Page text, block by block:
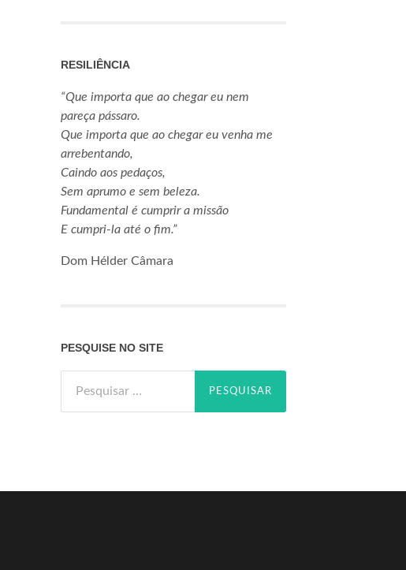
RESILIÊNCIA
“Que importa que ao chegar eu nem
pareça pássaro.
Que importa que ao chegar eu venha me
arrebentando,
Caindo aos pedaços,
Sem aprumo e sem beleza.
Fundamental é cumprir a missão
E cumpri-la até o fim.”
Dom Hélder Câmara
PESQUISE NO SITE
por: